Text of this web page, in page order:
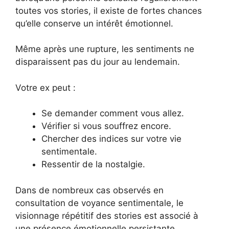
toutes vos stories, il existe de fortes chances
qu’elle conserve un intérêt émotionnel.
Même après une rupture, les sentiments ne
disparaissent pas du jour au lendemain.
Votre ex peut :
Se demander comment vous allez.
Vérifier si vous souffrez encore.
Chercher des indices sur votre vie
sentimentale.
Ressentir de la nostalgie.
Dans de nombreux cas observés en
consultation de voyance sentimentale, le
visionnage répétitif des stories est associé à